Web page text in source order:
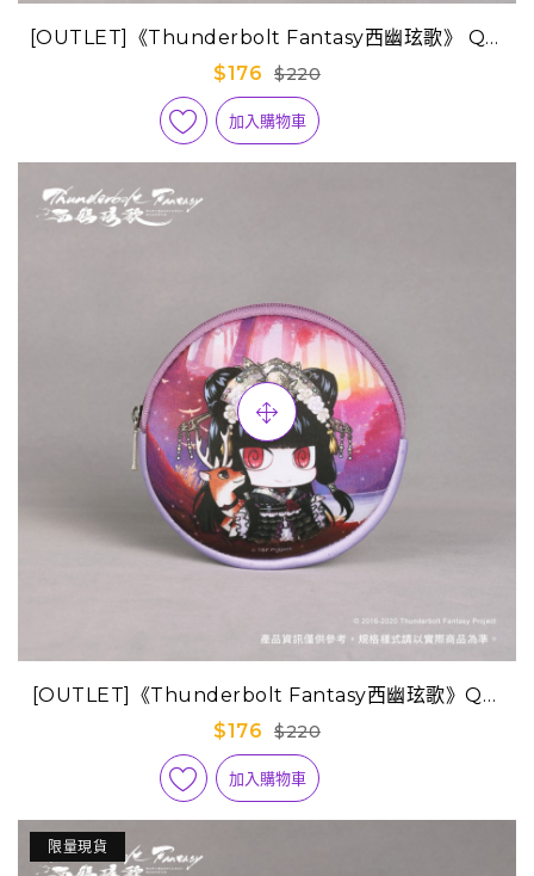
[OUTLET]《Thunderbolt Fantasy西幽玹歌》 Q版
迷你隨身包-浪巫謠(幼年版)
$176 $220
加入購物車
[OUTLET]《Thunderbolt Fantasy西幽玹歌》Q版
迷你隨身包-嘲風
$176 $220
加入購物車
限量現貨